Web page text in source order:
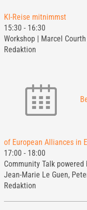
KI-Reise mitnimmst
15:30 - 16:30
Workshop | Marcel Courth
Redaktion
of European Alliances in
17:00 - 18:00
Community Talk powered
Jean-Marie Le Guen,
Redaktion